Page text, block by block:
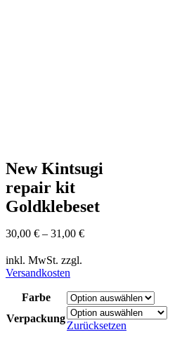
New Kintsugi
repair kit
Goldklebeset
30,00 € – 31,00 €
inkl. MwSt. zzgl.
Versandkosten
Farbe
Verpackung
Zurücksetzen